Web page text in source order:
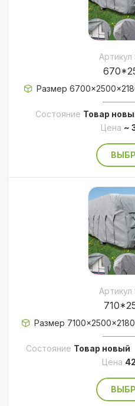
Размер
Состояние Товар
Цена ~
Размер
Состояние Товар новый
Цена